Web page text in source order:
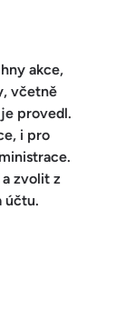
akce,
včetně
provedl.
i pro
zvolit z
účtu.